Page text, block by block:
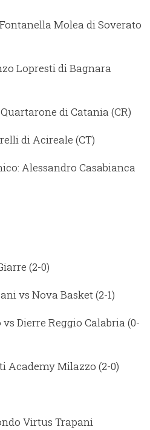
Molea di Soverato
Lopresti di Bagnara
di Catania (CR)
di Acireale (CT)
Alessandro Casabianca
(2-0)
vs Nova Basket (2-1)
Dierre Reggio Calabria (0-
Academy Milazzo (2-0)
Virtus Trapani